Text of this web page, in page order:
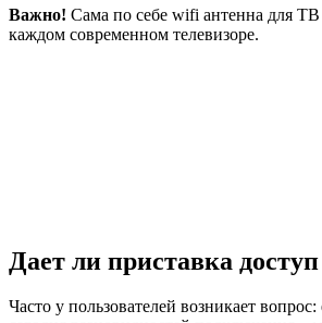
Важно! Сама по себе wifi антенна для
каждом современном телевизоре.
Дает ли приставка
Часто у пользователей возникает